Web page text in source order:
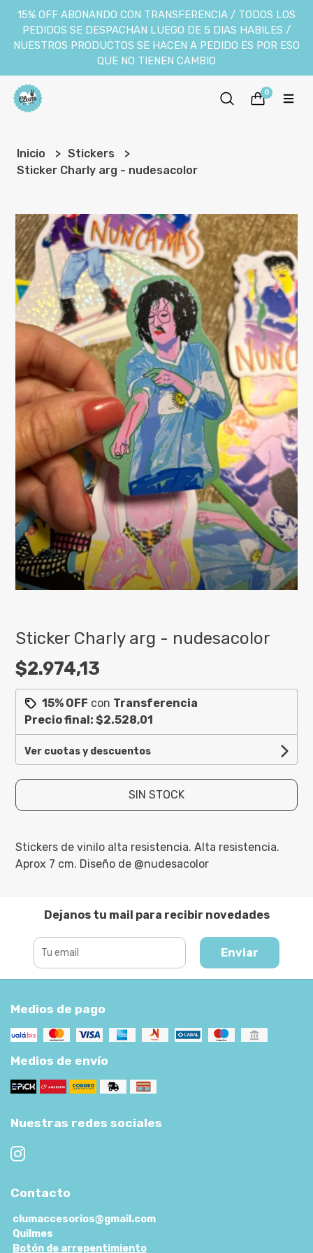
15% OFF ABONANDO CON TRANSFERENCIA / TODOS LOS
PEDIDOS SE DESPACHAN LUEGO DE 5 DIAS HABILES /
NUESTROS PRODUCTOS SE HACEN A PEDIDO ES POR ESO
QUE NO TIENEN CAMBIO
0
Inicio
Stickers
Sticker Charly arg - nudesacolor
Sticker Charly arg - nudesacolor
$2.974,13
15% OFF con Transferencia
Precio final:$2.528,01
Ver cuotas y descuentos
SIN STOCK
Stickers de vinilo alta resistencia. Alta resistencia.
Aprox 7 cm. Diseño de @nudesacolor
Dejanos tu mail para recibir novedades
Enviar
Medios de pago
Medios de envío
Nuestras redes sociales
Contacto
clumaccesorios@gmail.com
Quilmes
Botón de arrepentimiento